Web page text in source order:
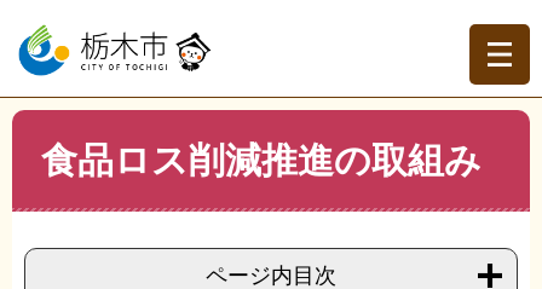
ー
の
先
ニ
ー
を
トップページ >組織でさがす >クリーン推進課 >食品ロ
食品ロス削減推進の取組み
ページ内目次